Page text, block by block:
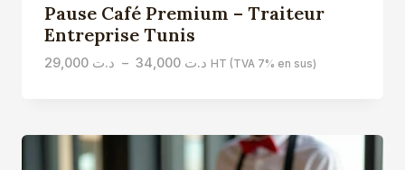
Pause Café Premium – Traiteur
Entreprise Tunis
د.ت 29,000 – د.ت 34,000
Plage
د.ت 34,000
HT (TVA 7% en sus)